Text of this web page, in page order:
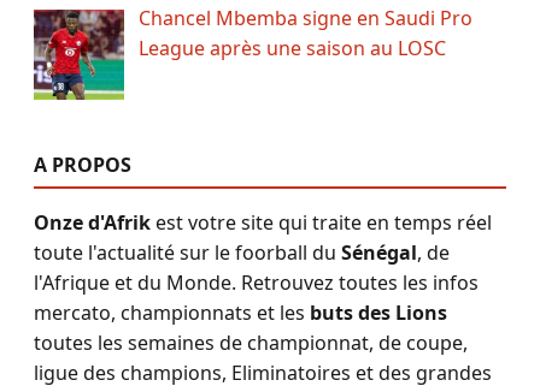
Chancel Mbemba signe en Saudi Pro
League après une saison au LOSC
A PROPOS
Onze d'Afrikest votre site qui traite en temps réel
toute l'actualité sur le foorball du Sénégal, de
l'Afrique et du Monde. Retrouvez toutes les infos
mercato, championnats et les buts des Lions
toutes les semaines de championnat, de coupe,
ligue des champions, Eliminatoires et des grandes